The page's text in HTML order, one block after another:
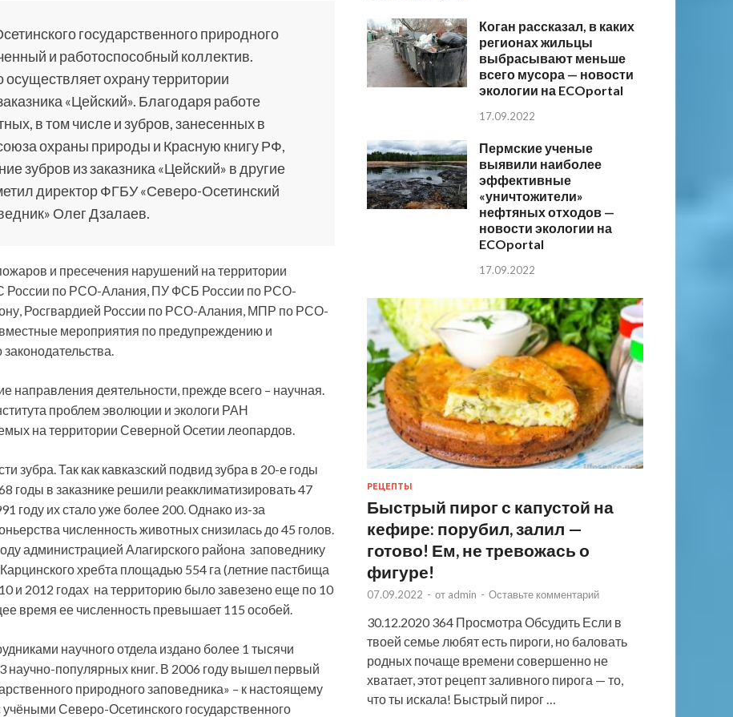
государственного природного
и работоспособный коллектив.
охрану территории
«Цейский». Благодаря работе
в том числе и зубров, занесенных в
охраны природы и Красную книгу РФ,
зубров из заказника «Цейский» в другие
директор ФГБУ «Северо-Осетинский
Олег Дзалаев.
и пресечения нарушений на территории
России по РСО-Алания, ПУ ФСБ России по РСО-
Росгвардией России по РСО-Алания, МПР по РСО-
мероприятия по предупреждению и
направления деятельности, прежде всего – научная.
проблем эволюции и экологи РАН
на территории Северной Осетии леопардов.
зубра. Так как кавказский подвид зубра в 20-е годы
годы в заказнике решили реакклиматизировать 47
году их стало уже более 200. Однако из-за
численность животных снизилась до 45 голов.
администрацией Алагирского района заповеднику
хребта площадью 554 га (летние пастбища
и 2012 годах на территорию было завезено еще по 10
время ее численность превышает 115 особей.
научного отдела издано более 1 тысячи
научно-популярных книг. В 2006 году вышел первый
природного заповедника» – к настоящему
Северо-Осетинского государственного
Коган рассказал, в каких
регионах жильцы
выбрасывают меньше
всего мусора — новости
экологии на ECOportal
17.09.2022
Пермские ученые
выявили наиболее
эффективные
«уничтожители»
нефтяных отходов —
новости экологии на
ECOportal
17.09.2022
РЕЦЕПТЫ
Быстрый пирог с капустой на
кефире: порубил, залил —
готово! Ем, не тревожась о
фигуре!
07.09.2022 - от admin - Оставьте комментарий
30.12.2020 364 Просмотра Обсудить Если в
твоей семье любят есть пироги, но баловать
родных почаще времени совершенно не
хватает, этот рецепт заливного пирога — то,
что ты искала! Быстрый пирог …